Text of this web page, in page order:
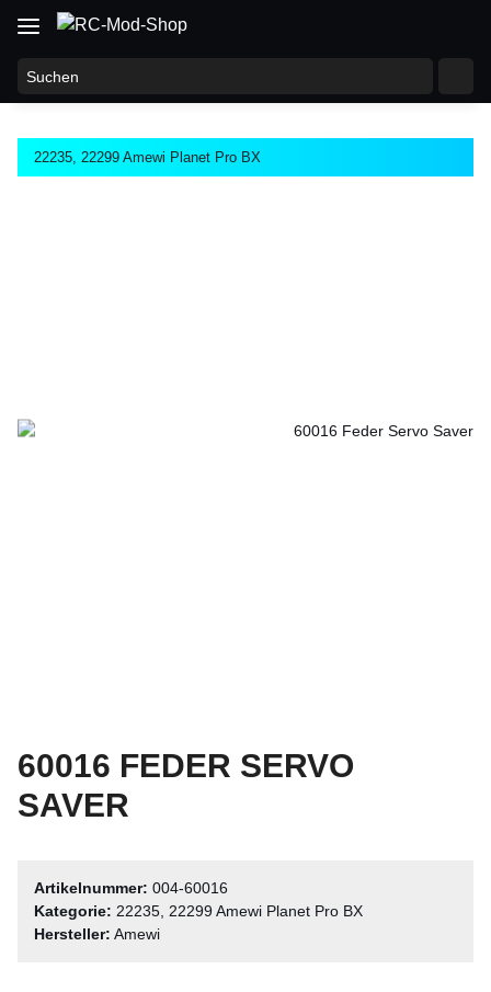
22235, 22299 Amewi Planet Pro BX
60016 FEDER SERVO
SAVER
Artikelnummer: 004-60016
Kategorie: 22235, 22299 Amewi Planet Pro BX
Hersteller: Amewi